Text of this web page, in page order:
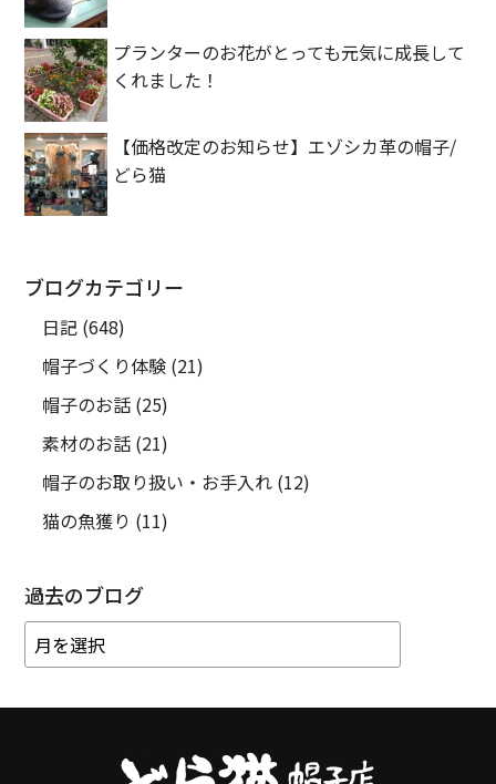
プランターのお花がとっても元気に成長して
くれました！
【価格改定のお知らせ】エゾシカ革の帽子/
どら猫
ブログカテゴリー
日記 (648)
帽子づくり体験 (21)
帽子のお話 (25)
素材のお話 (21)
帽子のお取り扱い・お手入れ (12)
猫の魚獲り (11)
過去のブログ